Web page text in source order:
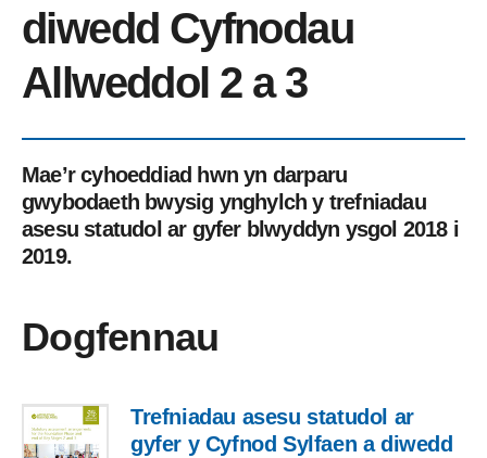
diwedd Cyfnodau
Allweddol 2 a 3
Mae’r cyhoeddiad hwn yn darparu
gwybodaeth bwysig ynghylch y trefniadau
asesu statudol ar gyfer blwyddyn ysgol 2018 i
2019.
Dogfennau
Trefniadau asesu statudol ar
gyfer y Cyfnod Sylfaen a diwedd